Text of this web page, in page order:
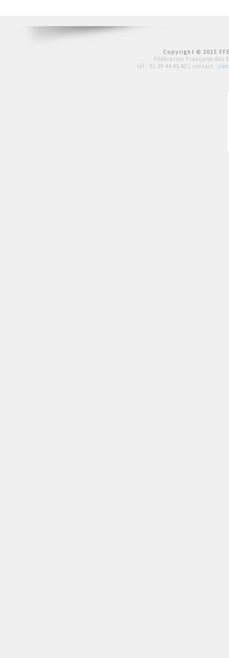
Copyright © 2015
Fédération Française des
tél : 01 39 44 65 80 | contact :